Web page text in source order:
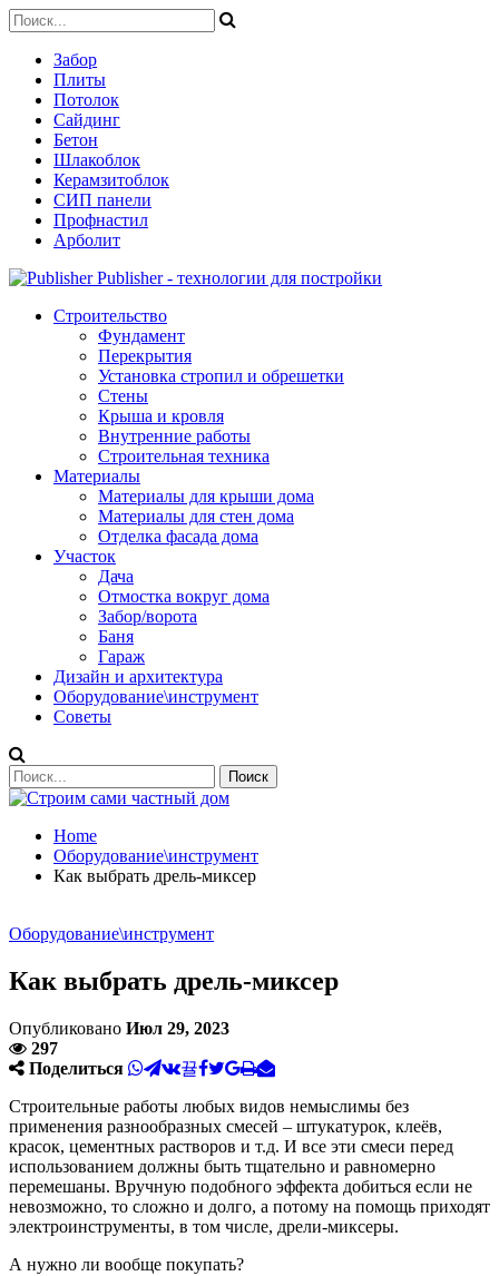
Забор
Плиты
Потолок
Сайдинг
Бетон
Шлакоблок
Керамзитоблок
СИП панели
Профнастил
Арболит
Publisher - технологии для постройки
Строительство
Фундамент
Перекрытия
Установка стропил и обрешетки
Стены
Крыша и кровля
Внутренние работы
Строительная техника
Материалы
Материалы для крыши дома
Материалы для стен дома
Отделка фасада дома
Участок
Дача
Отмостка вокруг дома
Забор/ворота
Баня
Гараж
Дизайн и архитектура
Оборудование\инструмент
Советы
Home
Оборудование\инструмент
Как выбрать дрель-миксер
Оборудование\инструмент
Как выбрать дрель-миксер
Опубликовано Июл 29, 2023
297
Поделиться
Строительные работы любых видов немыслимы без
применения разнообразных смесей – штукатурок, клеёв,
красок, цементных растворов и т.д. И все эти смеси перед
использованием должны быть тщательно и равномерно
перемешаны. Вручную подобного эффекта добиться если не
невозможно, то сложно и долго, а потому на помощь приходят
электроинструменты, в том числе, дрели-миксеры.
А нужно ли вообще покупать?